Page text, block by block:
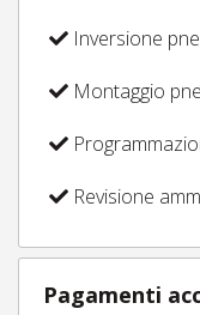
Inversione
Montaggio
Revisione
Pagamenti